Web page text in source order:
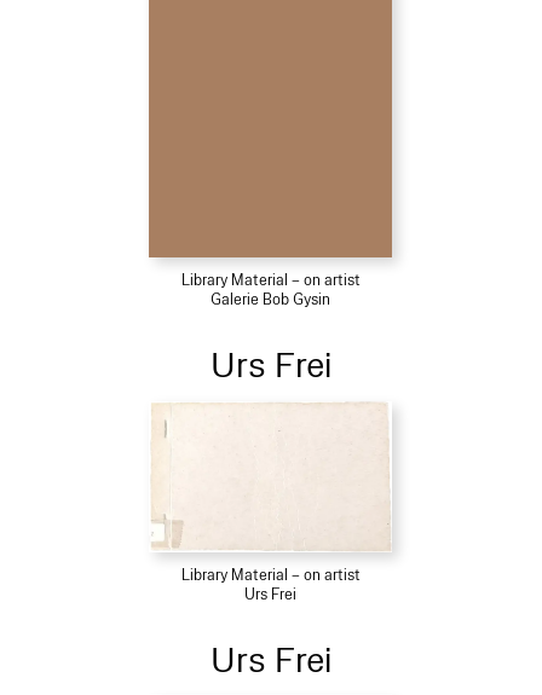
Library Material – on artist
Galerie Bob Gysin
Urs Frei
Library Material – on artist
Urs Frei
Urs Frei